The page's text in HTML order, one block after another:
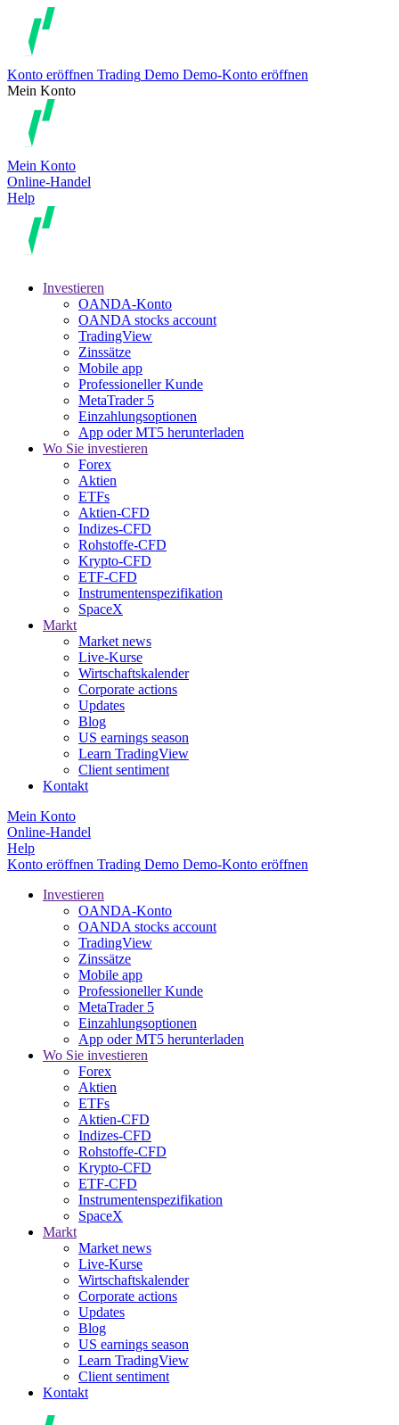
Konto eröffnen Trading Demo Demo-Konto eröffnen
Mein Konto
Mein Konto
Online-Handel
Help
Investieren
OANDA-Konto
OANDA stocks account
TradingView
Zinssätze
Mobile app
Professioneller Kunde
MetaTrader 5
Einzahlungsoptionen
App oder MT5 herunterladen
Wo Sie investieren
Forex
Aktien
ETFs
Aktien-CFD
Indizes-CFD
Rohstoffe-CFD
Krypto-CFD
ETF-CFD
Instrumentenspezifikation
SpaceX
Markt
Market news
Live-Kurse
Wirtschaftskalender
Corporate actions
Updates
Blog
US earnings season
Learn TradingView
Client sentiment
Kontakt
Mein Konto
Online-Handel
Help
Konto eröffnen Trading Demo Demo-Konto eröffnen
Investieren
OANDA-Konto
OANDA stocks account
TradingView
Zinssätze
Mobile app
Professioneller Kunde
MetaTrader 5
Einzahlungsoptionen
App oder MT5 herunterladen
Wo Sie investieren
Forex
Aktien
ETFs
Aktien-CFD
Indizes-CFD
Rohstoffe-CFD
Krypto-CFD
ETF-CFD
Instrumentenspezifikation
SpaceX
Markt
Market news
Live-Kurse
Wirtschaftskalender
Corporate actions
Updates
Blog
US earnings season
Learn TradingView
Client sentiment
Kontakt